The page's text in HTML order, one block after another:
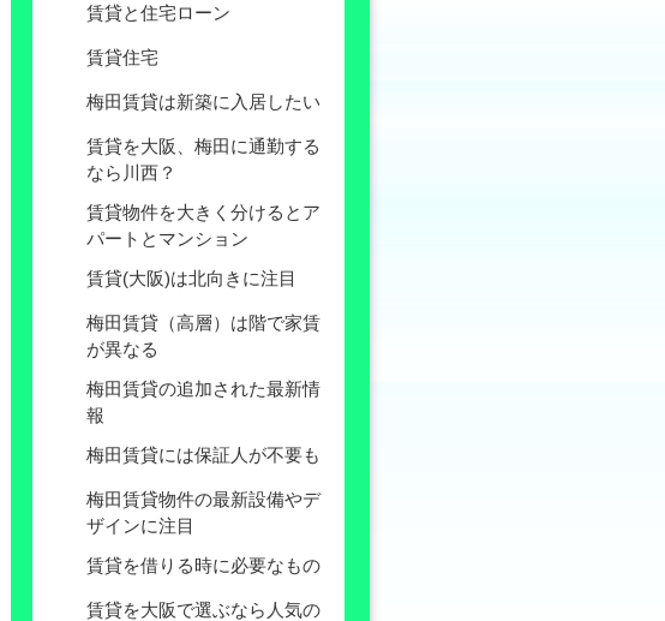
賃貸と住宅ローン
賃貸住宅
梅田賃貸は新築に入居したい
賃貸を大阪、梅田に通勤する
なら川西？
賃貸物件を大きく分けるとア
パートとマンション
賃貸(大阪)は北向きに注目
梅田賃貸（高層）は階で家賃
が異なる
梅田賃貸の追加された最新情
報
梅田賃貸には保証人が不要も
梅田賃貸物件の最新設備やデ
ザインに注目
賃貸を借りる時に必要なもの
賃貸を大阪で選ぶなら人気の